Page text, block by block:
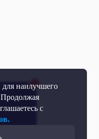
наилучшего
Продолжая
с